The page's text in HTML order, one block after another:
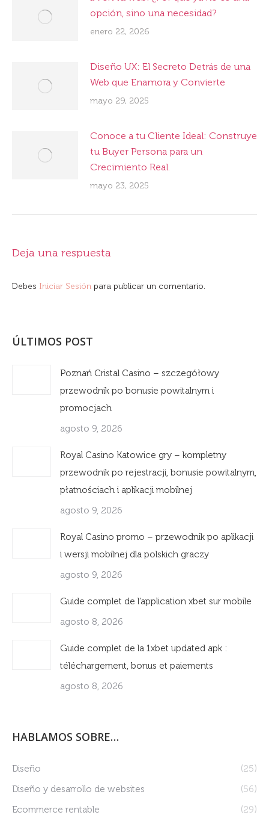
opción, sino una necesidad?
enero 22, 2026
Diseño UX: El Secreto Detrás de una
Web que Enamora y Convierte
mayo 29, 2025
Conoce a tu Cliente Ideal: Construye
tu Buyer Persona para un
Crecimiento Real.
mayo 23, 2025
Deja una respuesta
Debes Iniciar Sesión para publicar un comentario.
ÚLTIMOS POST
Poznań Cristal Casino – szczegółowy
przewodnik po bonusie powitalnym i
promocjach
agosto 9, 2026
Royal Casino Katowice gry – kompletny
przewodnik po rejestracji, bonusie powitalnym,
płatnościach i aplikacji mobilnej
agosto 9, 2026
Royal Casino promo – przewodnik po aplikacji
i wersji mobilnej dla polskich graczy
agosto 9, 2026
Guide complet de l’application xbet sur mobile
agosto 8, 2026
Guide complet de la 1xbet updated apk :
téléchargement, bonus et paiements
agosto 8, 2026
HABLAMOS SOBRE…
Diseño
(25)
Diseño y desarrollo de websites
(56)
Ecommerce rentable
(29)